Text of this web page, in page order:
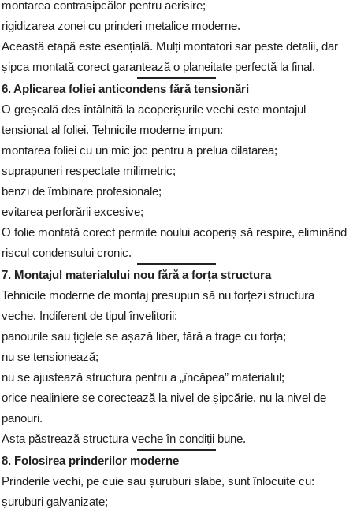
montarea contrasipcălor pentru aerisire;
rigidizarea zonei cu prinderi metalice moderne.
Această etapă este esențială. Mulți montatori sar peste detalii, dar
șipca montată corect garantează o planeitate perfectă la final.
6. Aplicarea foliei anticondens fără tensionări
O greșeală des întâlnită la acoperișurile vechi este montajul
tensionat al foliei. Tehnicile moderne impun:
montarea foliei cu un mic joc pentru a prelua dilatarea;
suprapuneri respectate milimetric;
benzi de îmbinare profesionale;
evitarea perforării excesive;
O folie montată corect permite noului acoperiș să respire, eliminând
riscul condensului cronic.
7. Montajul materialului nou fără a forța structura
Tehnicile moderne de montaj presupun să nu forțezi structura
veche. Indiferent de tipul învelitorii:
panourile sau țiglele se așază liber, fără a trage cu forța;
nu se tensionează;
nu se ajustează structura pentru a „încăpea” materialul;
orice nealiniere se corectează la nivel de șipcărie, nu la nivel de
panouri.
Asta păstrează structura veche în condiții bune.
8. Folosirea prinderilor moderne
Prinderile vechi, pe cuie sau șuruburi slabe, sunt înlocuite cu:
șuruburi galvanizate;